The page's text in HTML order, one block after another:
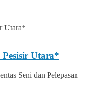
Utara*